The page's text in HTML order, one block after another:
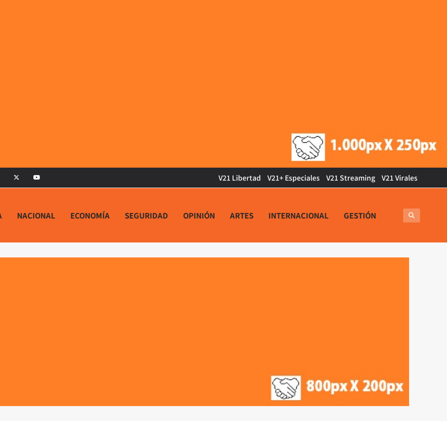
V21 Libertad V21+ Especiales V21 Streaming V21 Virales
NACIONAL ECONOMÍA SEGURIDAD OPINIÓN ARTES INTERNACIONAL GESTIÓN